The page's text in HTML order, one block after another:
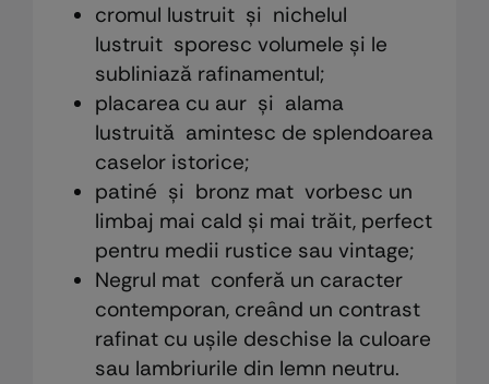
cromul lustruit și nichelul
lustruit sporesc volumele și le
subliniază rafinamentul;
placarea cu aur și alama
lustruită amintesc de splendoarea
caselor istorice;
patiné și bronz mat vorbesc un
limbaj mai cald și mai trăit, perfect
pentru medii rustice sau vintage;
Negrul mat conferă un caracter
contemporan, creând un contrast
rafinat cu ușile deschise la culoare
sau lambriurile din lemn neutru.